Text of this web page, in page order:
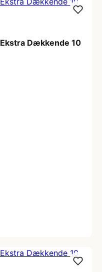
Dækkende 10